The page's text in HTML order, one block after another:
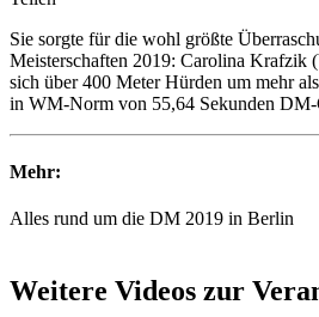
Sie sorgte für die wohl größte
Meisterschaften 2019: Carolina Krafzik
sich über 400 Meter Hürden um mehr
in WM-Norm von 55,64 Sekunden
Mehr:
Alles rund um die DM 2019 in Berlin
Weitere Videos zur